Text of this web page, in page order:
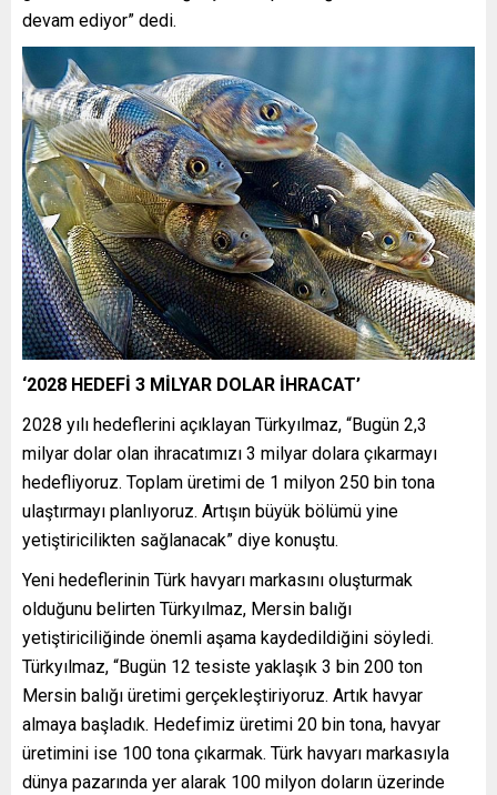
devam ediyor” dedi.
‘2028 HEDEFİ 3 MİLYAR DOLAR İHRACAT’
2028 yılı hedeflerini açıklayan Türkyılmaz, “Bugün 2,3
milyar dolar olan ihracatımızı 3 milyar dolara çıkarmayı
hedefliyoruz. Toplam üretimi de 1 milyon 250 bin tona
ulaştırmayı planlıyoruz. Artışın büyük bölümü yine
yetiştiricilikten sağlanacak” diye konuştu.
Yeni hedeflerinin Türk havyarı markasını oluşturmak
olduğunu belirten Türkyılmaz, Mersin balığı
yetiştiriciliğinde önemli aşama kaydedildiğini söyledi.
Türkyılmaz, “Bugün 12 tesiste yaklaşık 3 bin 200 ton
Mersin balığı üretimi gerçekleştiriyoruz. Artık havyar
almaya başladık. Hedefimiz üretimi 20 bin tona, havyar
üretimini ise 100 tona çıkarmak. Türk havyarı markasıyla
dünya pazarında yer alarak 100 milyon doların üzerinde